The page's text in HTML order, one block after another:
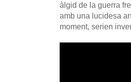
àlgid de la guerra
amb una lucidesa
moment, serien